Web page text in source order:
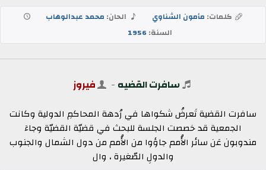
كلمات: مأمون الشناوي الحان: محمد عبدالوهاب
السنة:1956
سافرت القضيه - فيروز
سافرت القضية تَعرضُ شكواها في رُدهة المحاكمِ الدولية وكانت
الجمعية قد خصصت الجلسة للبحث في قضيّة القضيّة وجاءَ
مندوبون عَن سائر الأُمم جاؤوا من الأُمم من دول الشمال والجنوب
والدولِ الصّغيرة ، وال